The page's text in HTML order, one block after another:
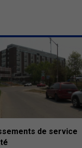
de service